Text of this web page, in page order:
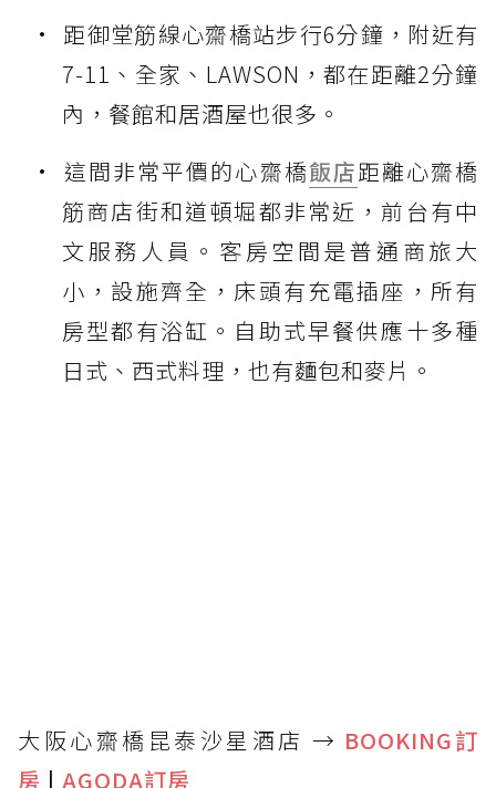
距御堂筋線心齋橋站步行6分鐘，附近有
7-11、全家、LAWSON，都在距離2分鐘
內，餐館和居酒屋也很多。
這間非常平價的心齋橋飯店距離心齋橋
筋商店街和道頓堀都非常近，前台有中
文服務人員。客房空間是普通商旅大
小，設施齊全，床頭有充電插座，所有
房型都有浴缸。自助式早餐供應十多種
日式、西式料理，也有麵包和麥片。
大阪心齋橋昆泰沙星酒店 → BOOKING訂
房 | AGODA訂房